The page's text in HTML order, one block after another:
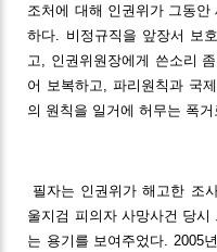
조처에 대해 인권위가 그동
하다. 비정규직을 앞장서 보
고, 인권위원장에게 쓴소리
어 보복하고, 파리원칙과 국
의 원칙을 일거에 허무는 폭거
필자는 인권위가 해고한 조
울지검 피의자 사망사건 당시
는 용기를 보여주었다. 2005